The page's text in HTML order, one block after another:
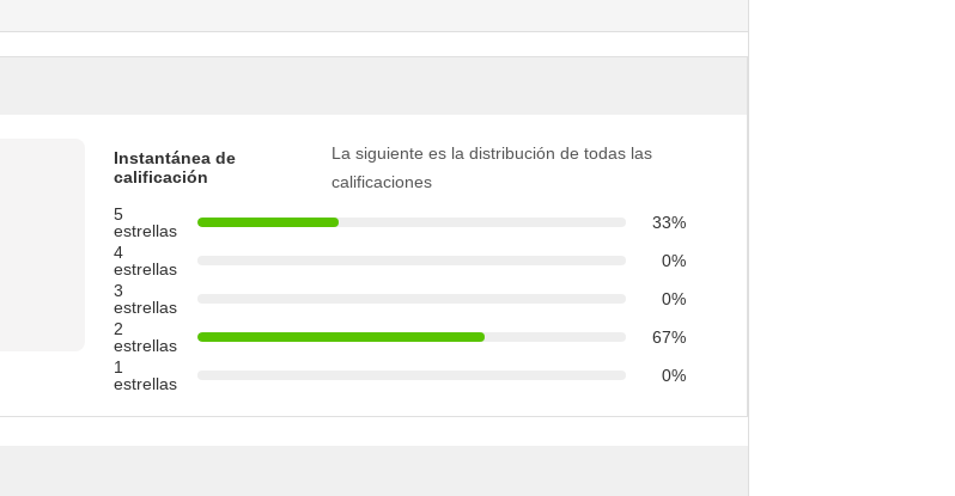
Instantánea de
calificación
La siguiente es la distribución de todas las
calificaciones
5
estrellas
33%
4
estrellas
0%
3
estrellas
0%
2
estrellas
67%
1
estrellas
0%